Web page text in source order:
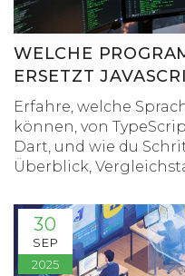
WELCHE
ERSETZT
Erfahre, welche
können, von
Dart, und wie du
Überblick,
30
SEP
2025